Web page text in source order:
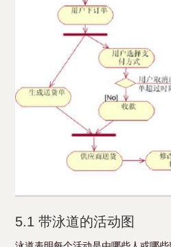
5.1 带泳道的活动图